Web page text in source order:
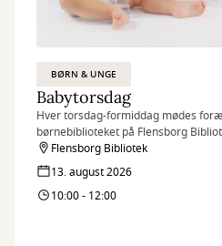
BØRN & UNGE
Babytorsdag
Hver torsdag-formiddag mødes
børnebiblioteket på Flensborg
erfaringer og få rådgivning hos
sygeplejersker.
Flensborg Bibliotek
13. august 2026
10:00 - 12:00